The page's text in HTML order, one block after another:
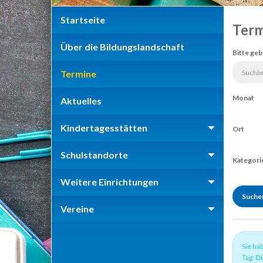
Startseite
Über die Bildungslandschaft
Termine
Aktuelles
Kindertagesstätten
Schulstandorte
Weitere Einrichtungen
Vereine
Bitte
Monat
Ort
Sie
Tag: